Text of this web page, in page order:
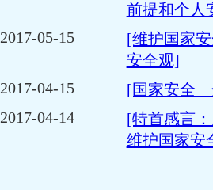
前提和个人
2017-05-15
[维护国家
安全观]
2017-04-15
[国家安全
2017-04-14
[特首感言
维护国家安